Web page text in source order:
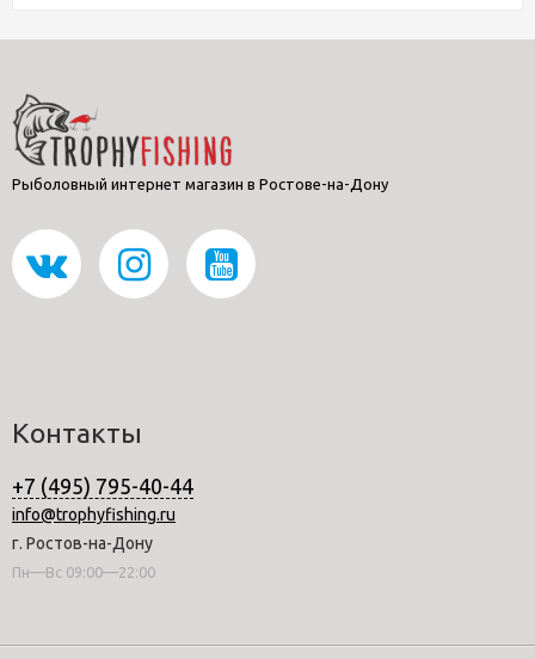
Рыболовный интернет магазин в Ростове-на-Дону
Контакты
+7 (495) 795-40-44
info@trophyfishing.ru
г. Ростов-на-Дону
Пн—Вс 09:00—22:00